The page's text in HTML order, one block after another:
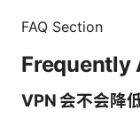
FAQ Section
Frequently
VPN 会不会降